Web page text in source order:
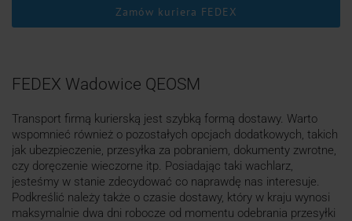
Zamów kuriera FEDEX
FEDEX Wadowice QEOSM
Transport firmą kurierską jest szybką formą dostawy. Warto
wspomnieć również o pozostałych opcjach dodatkowych, takich
jak ubezpieczenie, przesyłka za pobraniem, dokumenty zwrotne,
czy doręczenie wieczorne itp. Posiadając taki wachlarz,
jesteśmy w stanie zdecydować co naprawdę nas interesuje.
Podkreślić należy także o czasie dostawy, który w kraju wynosi
maksymalnie dwa dni robocze od momentu odebrania przesyłki